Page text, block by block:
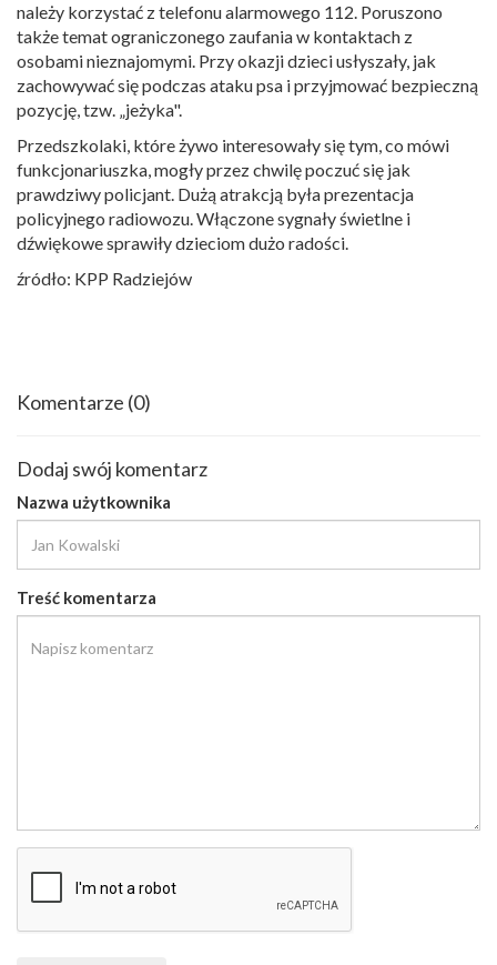
należy korzystać z telefonu alarmowego 112. Poruszono
także temat ograniczonego zaufania w kontaktach z
osobami nieznajomymi. Przy okazji dzieci usłyszały, jak
zachowywać się podczas ataku psa i przyjmować bezpieczną
pozycję, tzw. „jeżyka".
Przedszkolaki, które żywo interesowały się tym, co mówi
funkcjonariuszka, mogły przez chwilę poczuć się jak
prawdziwy policjant. Dużą atrakcją była prezentacja
policyjnego radiowozu. Włączone sygnały świetlne i
dźwiękowe sprawiły dzieciom dużo radości.
źródło: KPP Radziejów
Komentarze (0)
Dodaj swój komentarz
Nazwa użytkownika
Treść komentarza